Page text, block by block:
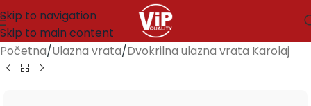
Skip to navigation
Skip to main content
Početna/Ulazna vrata/Dvokrilna ulazna vrata Karolaj